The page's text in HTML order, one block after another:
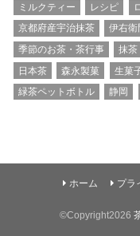
ミルクティー
レシピ
京都府産宇治抹茶
伊右衛
季節のお茶・茶行事
抹茶
日本茶
森永製菓 生菓
緑茶ペットボトル
静岡
ホーム プラ
©Copyright2026